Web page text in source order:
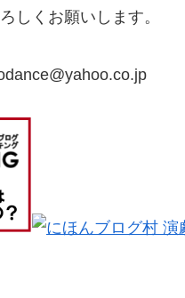
しくお願いします。